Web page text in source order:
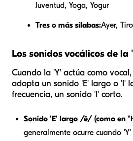
Juventud, Yoga, Yogur
Tres o más sílabas:Ayer,
Los sonidos vocálicos de la
Cuando la 'Y' actúa como
adopta un sonido 'E' largo o 'I'
frecuencia, un sonido 'I' corto.
Sonido 'E' largo /ē/ (como en
generalmente ocurre cuando